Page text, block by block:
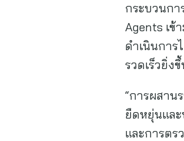
กระบวนกา
Agents เข้
ดำเนินการ
รวดเร็วยิ่ง
“การผสาน
ยืดหยุ่นและ
และการตร